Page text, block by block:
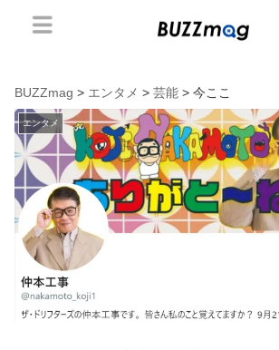
BUZZmag > エンタメ > 芸能 > 今ここ
エンタメ